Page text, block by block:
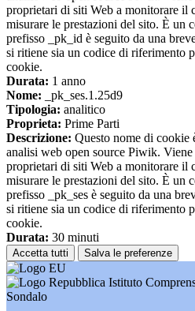
proprietari di siti Web a monitorare il
misurare le prestazioni del sito. È un
prefisso _pk_id è seguito da una
si ritiene sia un codice di riferimento
cookie.
Durata: 1 anno
Nome: _pk_ses.1.25d9
Tipologia: analitico
Proprieta: Prime Parti
Descrizione: Questo nome di cookie
analisi web open source Piwik.
proprietari di siti Web a monitorare il
misurare le prestazioni del sito. È un
prefisso _pk_ses è seguito da una
si ritiene sia un codice di riferimento
cookie.
Durata: 30 minuti
Accetta tutti Salva le preferenze
Istituto
Sondalo